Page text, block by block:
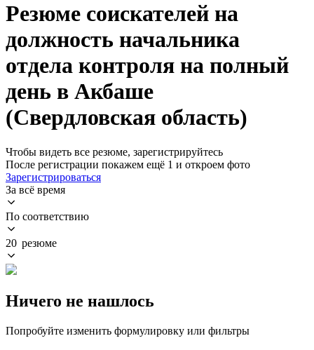
Резюме соискателей на
должность начальника
отдела контроля на полный
день в Акбаше
(Свердловская область)
Чтобы видеть все резюме, зарегистрируйтесь
После регистрации покажем ещё 1 и откроем фото
Зарегистрироваться
За всё время
По соответствию
20 резюме
Ничего не нашлось
Попробуйте изменить формулировку или фильтры